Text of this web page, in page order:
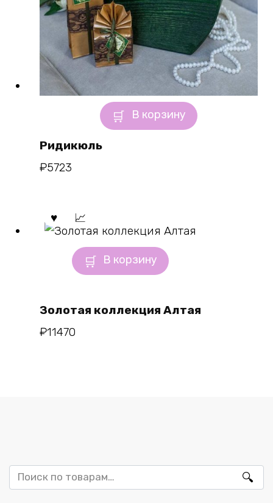
В корзину
Ридикюль
₽5723
В корзину
Золотая коллекция Алтая
₽11470
Искать: